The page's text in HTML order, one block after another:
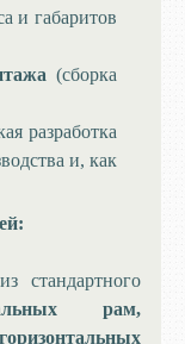
и габаритов
(сборка
разработка
и, как
стандартного
рам,